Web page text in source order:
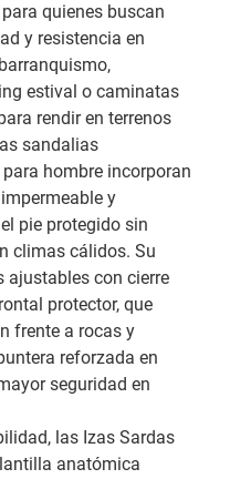
quienes buscan
y resistencia en
estival o caminatas
rendir en terrenos
sandalias
hombre incorporan
y
pie protegido sin
climas cálidos. Su
ajustables con cierre
protector, que
frente a rocas y
reforzada en
seguridad en
las Izas Sardas
anatómica